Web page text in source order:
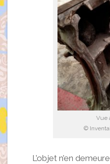
Vue
©
L’objet n’en